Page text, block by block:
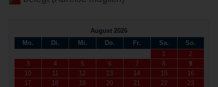
August 2026
Mo.
Di. Mi. Do. Fr. Sa.
So.
1
2
3
4 5 6 7 8
9
10
11 12 13 14 15
16
17
18 19 20 21 22
23